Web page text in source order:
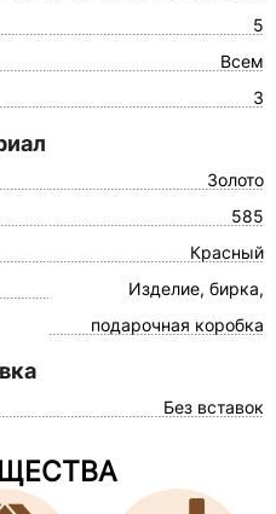
5
Всем
3
Золото
585
Красный
Изделие, бирка,
подарочная коробка
Без вставок